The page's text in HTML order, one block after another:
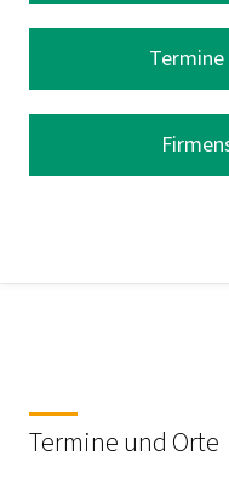
Termine und Orte